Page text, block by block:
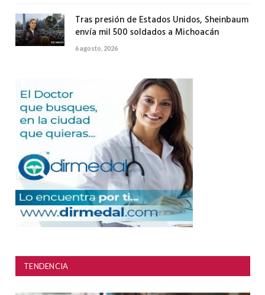
Tras presión de Estados Unidos, Sheinbaum
envía mil 500 soldados a Michoacán
6 agosto, 2026
TENDENCIA